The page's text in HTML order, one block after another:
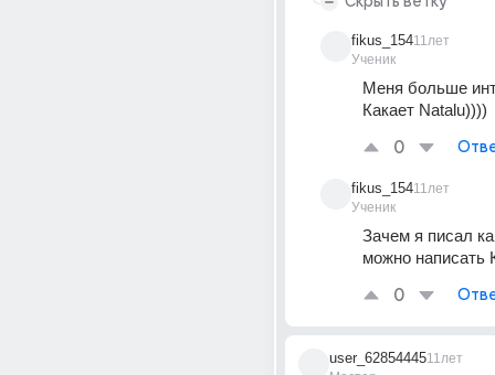
fikus_154
Ученик
11лет
Меня больше
Какает Natalu))))
0
fikus_154
Ученик
11лет
Зачем я писал
можно написать
0
user_6285444511лет